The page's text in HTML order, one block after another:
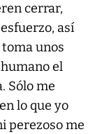
cerrar,
así
unos
el
Sólo me
lo que yo
perezoso me